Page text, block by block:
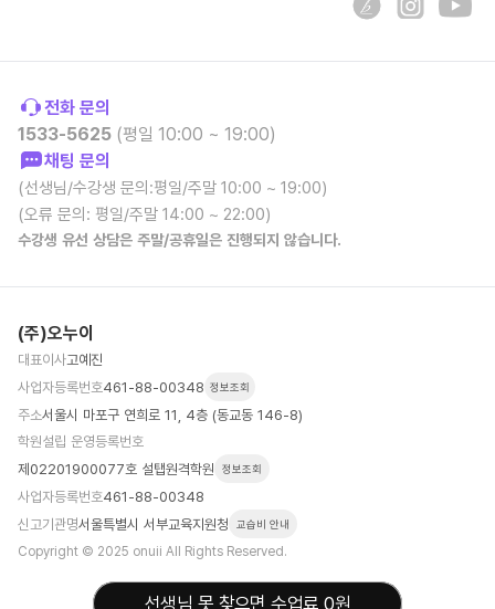
선생님 못 찾으면 수업료 0원
전화 문의
1533-5625 (평일 10:00 ~ 19:00)
채팅 문의
(선생님/수강생 문의:평일/주말 10:00 ~ 19:00)
(오류 문의: 평일/주말 14:00 ~ 22:00)
수강생 유선 상담은 주말/공휴일은 진행되지 않습니다.
(주)오누이
대표이사고예진
사업자등록번호461-88-00348 정보조회
주소서울시 마포구 연희로 11, 4층 (동교동 146-8)
학원설립 운영등록번호
제02201900077호 설탭원격학원 정보조회
사업자등록번호461-88-00348
신고기관명서울특별시 서부교육지원청 교습비 안내
Copyright © 2025 onuii All Rights Reserved.